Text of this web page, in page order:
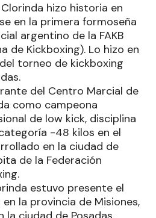
hizo historia en
en la primera formoseña
argentino de la FAKB
de Kickboxing). Lo hizo en
torneo de kickboxing
del Centro Marcial de
como campeona
de low kick, disciplina
-48 kilos en el
en la ciudad de
de la Federación
estuvo presente el
la provincia de Misiones,